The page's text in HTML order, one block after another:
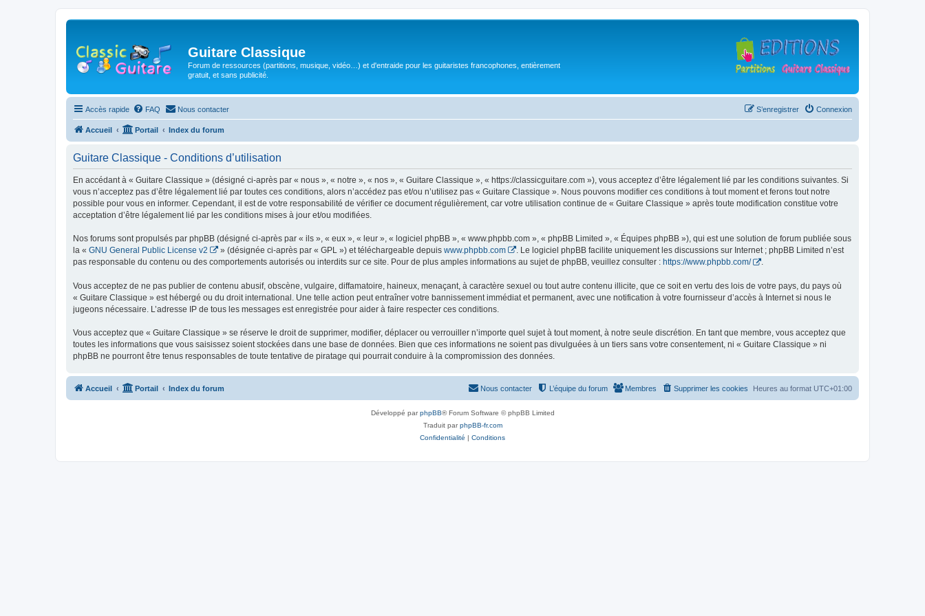
Guitare Classique
Forum de ressources (partitions, musique, vidéo…) et d'entraide pour les guitaristes francophones, entièrement
gratuit, et sans publicité.
Accès rapide FAQ Nous contacter Connexion
S’enregistrer
Accueil Portail Index du forum
Guitare Classique - Conditions d’utilisation
En accédant à « Guitare Classique » (désigné ci-après par « nous », « notre », « nos », « Guitare Classique », « https://classicguitare.com »), vous acceptez d’être légalement lié par les conditions suivantes. Si
vous n’acceptez pas d’être légalement lié par toutes ces conditions, alors n’accédez pas et/ou n’utilisez pas « Guitare Classique ». Nous pouvons modifier ces conditions à tout moment et ferons tout notre
possible pour vous en informer. Cependant, il est de votre responsabilité de vérifier ce document régulièrement, car votre utilisation continue de « Guitare Classique » après toute modification constitue votre
acceptation d’être légalement lié par les conditions mises à jour et/ou modifiées.
Nos forums sont propulsés par phpBB (désigné ci-après par « ils », « eux », « leur », « logiciel phpBB », « www.phpbb.com », « phpBB Limited », « Équipes phpBB »), qui est une solution de forum publiée sous
la « GNU General Public License v2 » (désignée ci-après par « GPL ») et téléchargeable depuis www.phpbb.com
. Le logiciel phpBB facilite uniquement les discussions sur Internet ; phpBB Limited n’est
pas responsable du contenu ou des comportements autorisés ou interdits sur ce site. Pour de plus amples informations au sujet de phpBB, veuillez consulter : https://www.phpbb.com/ .
Vous acceptez de ne pas publier de contenu abusif, obscène, vulgaire, diffamatoire, haineux, menaçant, à caractère sexuel ou tout autre contenu illicite, que ce soit en vertu des lois de votre pays, du pays où
« Guitare Classique » est hébergé ou du droit international. Une telle action peut entraîner votre bannissement immédiat et permanent, avec une notification à votre fournisseur d’accès à Internet si nous le
jugeons nécessaire. L’adresse IP de tous les messages est enregistrée pour aider à faire respecter ces conditions.
Vous acceptez que « Guitare Classique » se réserve le droit de supprimer, modifier, déplacer ou verrouiller n’importe quel sujet à tout moment, à notre seule discrétion. En tant que membre, vous acceptez que
toutes les informations que vous saisissez soient stockées dans une base de données. Bien que ces informations ne soient pas divulguées à un tiers sans votre consentement, ni « Guitare Classique » ni
phpBB ne pourront être tenus responsables de toute tentative de piratage qui pourrait conduire à la compromission des données.
Accueil Portail Index du forum Heures au format UTC+01:00
Supprimer les cookies
Membres
L’équipe du forum
Nous contacter
Développé parphpBB® Forum Software © phpBB Limited
Traduit parphpBB-fr.com
Confidentialité | Conditions